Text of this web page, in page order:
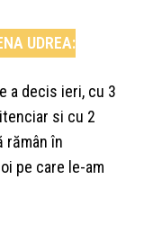
UDREA:
a decis ieri, cu 3
si cu 2
rămân în
pe care le-am